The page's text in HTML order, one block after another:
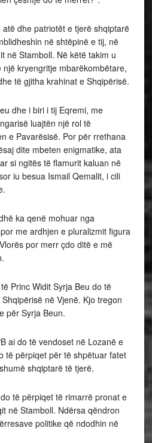
dhe patriotët e tjerë shqiptarë
në shtëpinë e tij, në
në Stamboll. Në këtë takim u
kryengritje mbarëkombëtare,
të gjitha krahinat e Shqipërisë.
dhe i biri i tij Eqremi, me
luajtën një rol të
e Pavarësisë. Por për rrethana
dite mbeten enigmatike, ata
si ngitës të flamurit kaluan në
iu besua Ismail Qemalit, i cili
ka qenë mohuar nga
me ardhjen e pluralizmit figura
por merr çdo ditë e më
Princ Widit Syrja Beu do të
në Vjenë. Kjo tregon
për Syrja Beun.
ai do të vendoset në Lozanë e
të përpiqet për të shpëtuar fatet
shqiptarë të tjerë.
të përpiqet të rimarrë pronat e
në Stamboll. Ndërsa qëndron
politike që ndodhin në